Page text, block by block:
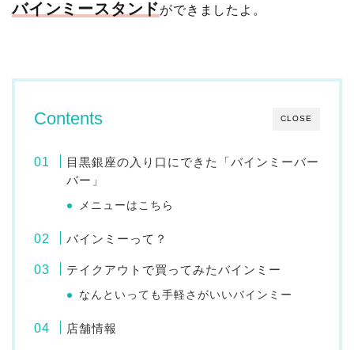
バインミースタンドができましたよ。
CLOSE
Contents
目黒銀座の入り口にできた「バインミーバー
バー」
メニューはこちら
バインミーって？
テイクアウトで買ってみたバインミー
なんといっても手軽さがいいバインミー
店舗情報